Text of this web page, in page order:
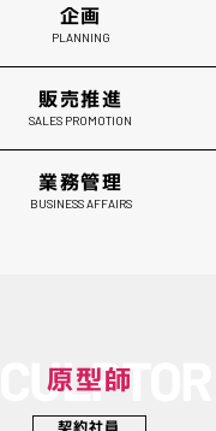
企画
PLANNING
販売推進
SALES PROMOTION
業務管理
BUSINESS AFFAIRS
SCULPTOR
原型師
契約社員